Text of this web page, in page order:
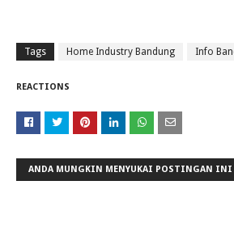
Tags Home Industry Bandung Info
REACTIONS
ANDA MUNGKIN MENYUKAI POSTINGAN INI